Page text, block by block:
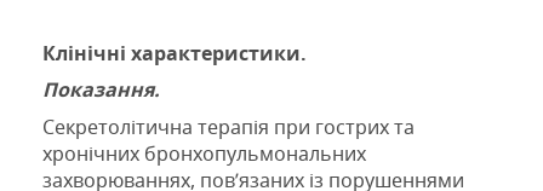
Клінічні характеристики.
Показання.
Секретолітична терапія при гострих та
хронічних бронхопульмональних
захворюваннях, пов’язаних із порушеннями